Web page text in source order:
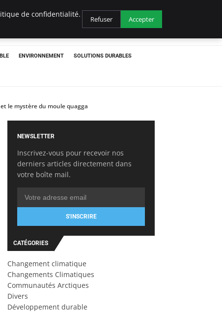
ENVIRONNEMENT SOLUTIONS DURABLES
le mystère du moule quagga
NEWSLETTER
Inscrivez-vous pour recevoir nos
derniers articles directement dans
votre boîte mail.
S'INSCRIRE
CATÉGORIES
Changement climatique
Changements Climatiques
Communautés Arctiques
Divers
Développement durable
de confidentialité.
Refuser Accepter